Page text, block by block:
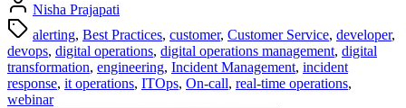
Nisha Prajapati
alerting, Best Practices, customer, Customer Service, developer,
devops, digital operations, digital operations management, digital
transformation, engineering, Incident Management, incident
response, it operations, ITOps, On-call, real-time operations,
webinar